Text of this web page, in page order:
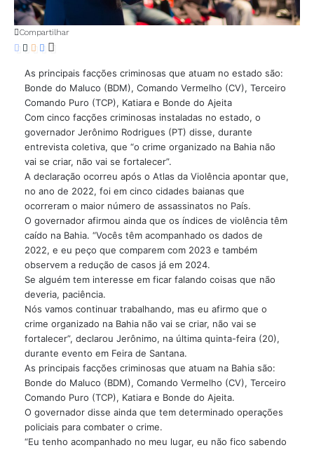
Compartilhar
As principais facções criminosas que atuam no estado são:
Bonde do Maluco (BDM), Comando Vermelho (CV), Terceiro
Comando Puro (TCP), Katiara e Bonde do Ajeita
Com cinco facções criminosas instaladas no estado, o
governador Jerônimo Rodrigues (PT) disse, durante
entrevista coletiva, que “o crime organizado na Bahia não
vai se criar, não vai se fortalecer”.
A declaração ocorreu após o Atlas da Violência apontar que,
no ano de 2022, foi em cinco cidades baianas que
ocorreram o maior número de assassinatos no País.
O governador afirmou ainda que os índices de violência têm
caído na Bahia. “Vocês têm acompanhado os dados de
2022, e eu peço que comparem com 2023 e também
observem a redução de casos já em 2024.
Se alguém tem interesse em ficar falando coisas que não
deveria, paciência.
Nós vamos continuar trabalhando, mas eu afirmo que o
crime organizado na Bahia não vai se criar, não vai se
fortalecer”, declarou Jerônimo, na última quinta-feira (20),
durante evento em Feira de Santana.
As principais facções criminosas que atuam na Bahia são:
Bonde do Maluco (BDM), Comando Vermelho (CV), Terceiro
Comando Puro (TCP), Katiara e Bonde do Ajeita.
O governador disse ainda que tem determinado operações
policiais para combater o crime.
“Eu tenho acompanhado no meu lugar, eu não fico sabendo